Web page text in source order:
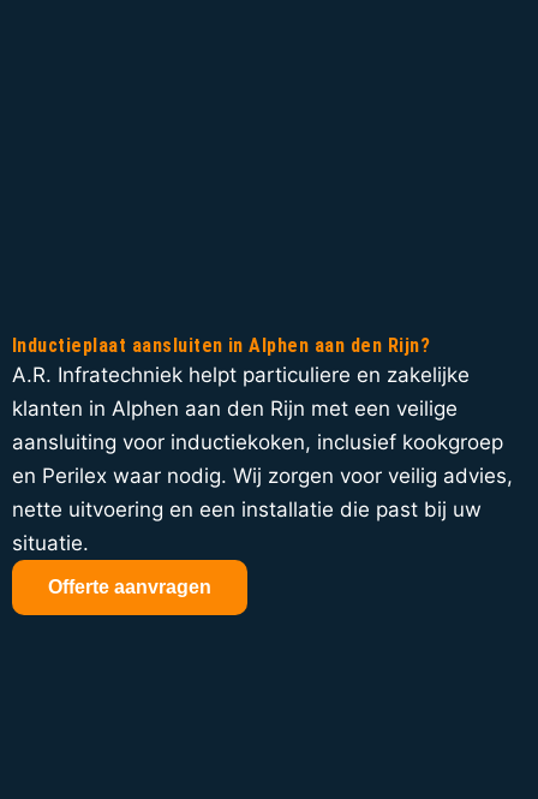
Inductieplaat aansluiten in Alphen aan den Rijn?
A.R. Infratechniek helpt particuliere en zakelijke
klanten in Alphen aan den Rijn met een veilige
aansluiting voor inductiekoken, inclusief kookgroep
en Perilex waar nodig. Wij zorgen voor veilig advies,
nette uitvoering en een installatie die past bij uw
situatie.
Offerte aanvragen